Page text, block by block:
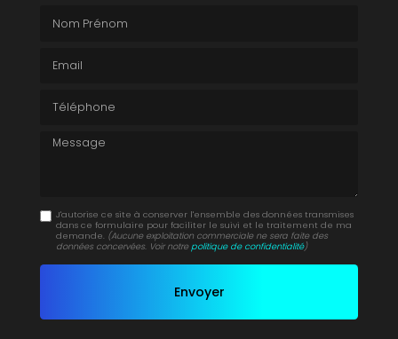
Message
J'autorise ce site à conserver l'ensemble des données transmises
dans ce formulaire pour faciliter le suivi et le traitement de ma
demande. (Aucune exploitation commerciale ne sera faite des
données concervées. Voir notrepolitique de confidentialité)